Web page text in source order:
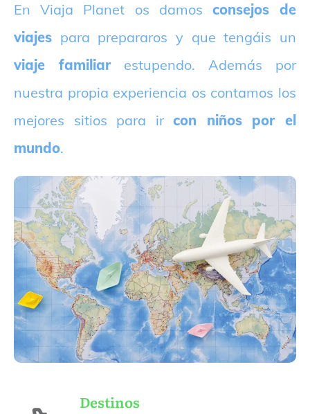
En Viaja Planet os damos consejos de
viajes para prepararos y que tengáis un
viaje familiarestupendo. Además por
nuestra propia experiencia os contamos los
mejores sitios para ircon niños por el
mundo.
Destinos